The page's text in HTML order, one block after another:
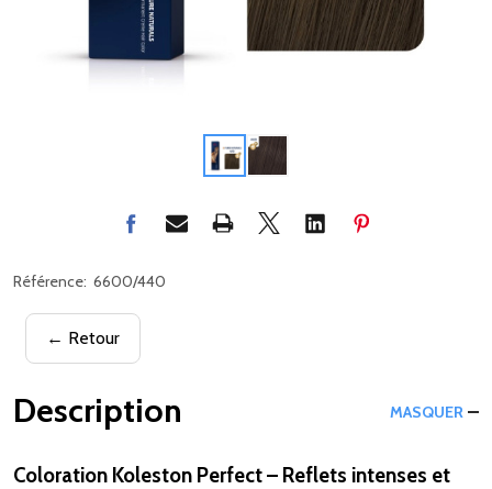
Référence: 6600/440
← Retour
Description MASQUER
Coloration Koleston Perfect – Reflets intenses et